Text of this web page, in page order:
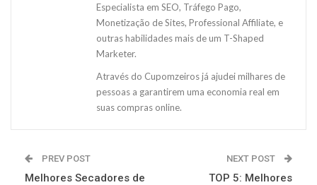
Especialista em SEO, Tráfego Pago,
Monetização de Sites, Professional Affiliate, e
outras habilidades mais de um T-Shaped
Marketer.
Através do Cupomzeiros já ajudei milhares de
pessoas a garantirem uma economia real em
suas compras online.
PREV POST
Melhores Secadores de
NEXT POST
TOP 5: Melhores